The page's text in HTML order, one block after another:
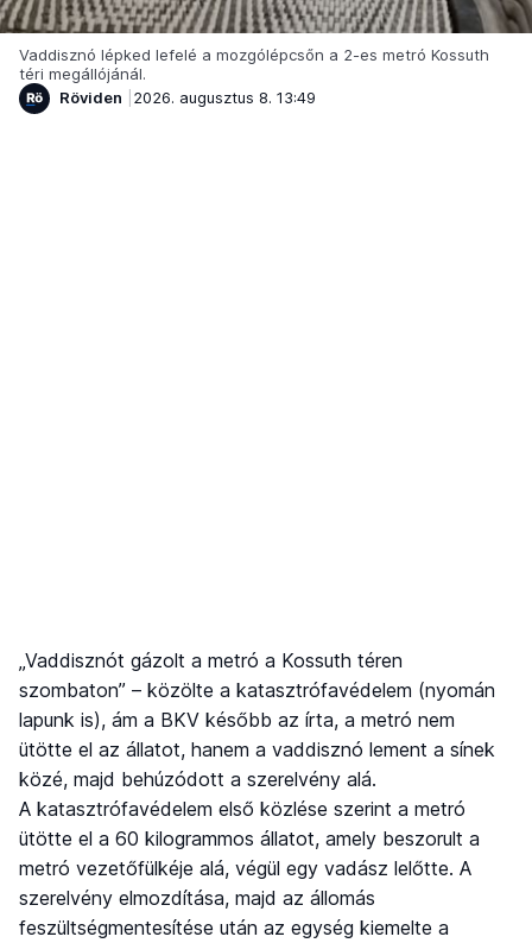
Vaddisznó lépked lefelé a mozgólépcsőn a 2-es metró Kossuth
téri megállójánál.
Röviden
2026. augusztus 8. 13:49
„Vaddisznót gázolt a metró a Kossuth téren
szombaton” – közölte a katasztrófavédelem (nyomán
lapunk is), ám a BKV később az írta, a metró nem
ütötte el az állatot, hanem a vaddisznó lement a sínek
közé, majd behúzódott a szerelvény alá.
A katasztrófavédelem első közlése szerint a metró
ütötte el a 60 kilogrammos állatot, amely beszorult a
metró vezetőfülkéje alá, végül egy vadász lelőtte. A
szerelvény elmozdítása, majd az állomás
feszültségmentesítése után az egység kiemelte a